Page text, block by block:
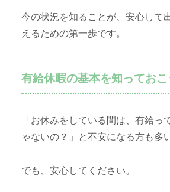
今の状況を知ることが、安心して
えるための第一歩です。
有給休暇の基本を知っておこ
「お休みをしている間は、有給っ
ゃないの？」と不安になる方も多
でも、安心してください。